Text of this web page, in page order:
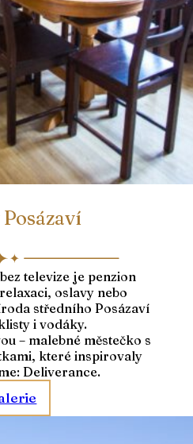
televize je penzion
oslavy nebo
středního Posázaví
i vodáky.
– malebné městečko s
které inspirovaly
Deliverance.